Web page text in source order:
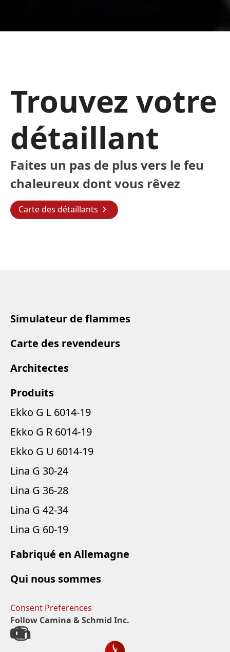
Trouvez votre
détaillant
Faites un pas de plus vers le feu
chaleureux dont vous rêvez
Carte des détaillants
Simulateur de flammes
Carte des revendeurs
Architectes
Produits
Ekko G L 6014-19
Ekko G R 6014-19
Ekko G U 6014-19
Lina G 30-24
Lina G 36-28
Lina G 42-34
Lina G 60-19
Fabriqué en Allemagne
Qui nous sommes
Consent Preferences
Follow Camina & Schmid Inc.